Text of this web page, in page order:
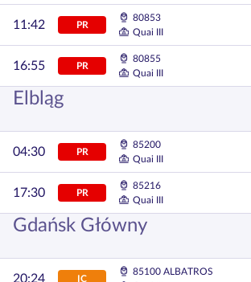
11:42 PR
80853
Quai III
16:55 PR
80855
Quai III
Elbląg
04:30 PR
85200
Quai III
17:30 PR
85216
Quai III
Gdańsk Główny
20:24 IC
85100 ALBATROS